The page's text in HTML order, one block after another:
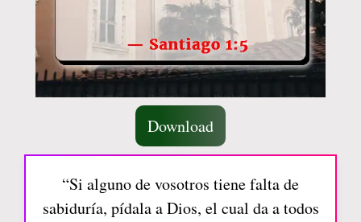
Download
“Si alguno de vosotros tiene falta de
sabiduría, pídala a Dios, el cual da a todos